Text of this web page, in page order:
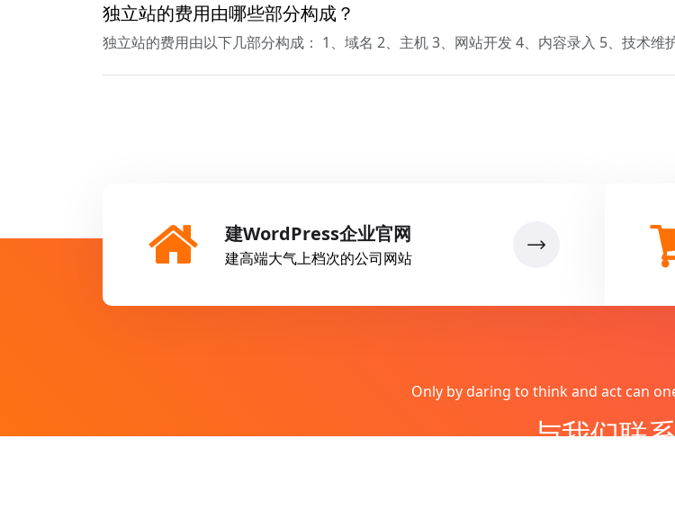
独立站的费用由哪些部分构成？
独立站的费用由以下几部分构成： 1、域名 2、主机 3、网站开发 4、内容录入 5、技术维
建WordPress企业官网
建高端大气上档次的公司网站
Only by daring to think and act can
与我们联